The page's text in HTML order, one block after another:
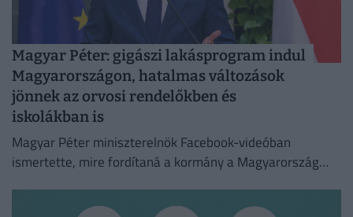
Magyar Péter: gigászi lakásprogram indul
Magyarországon, hatalmas változások
jönnek az orvosi rendelőkben és
iskolákban is
Magyar Péter miniszterelnök Facebook-videóban
ismertette, mire fordítaná a kormány a Magyarország